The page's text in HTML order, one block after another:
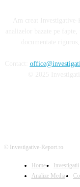
© Investigative-Report.ro
Home Investigatii
Analize Media